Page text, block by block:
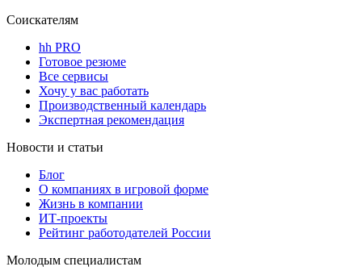
Соискателям
hh PRO
Готовое резюме
Все сервисы
Хочу у вас работать
Производственный календарь
Экспертная рекомендация
Новости и статьи
Блог
О компаниях в игровой форме
Жизнь в компании
ИТ-проекты
Рейтинг работодателей России
Молодым специалистам